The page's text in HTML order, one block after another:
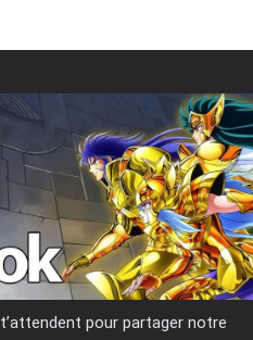
t’attendent pour partager notre